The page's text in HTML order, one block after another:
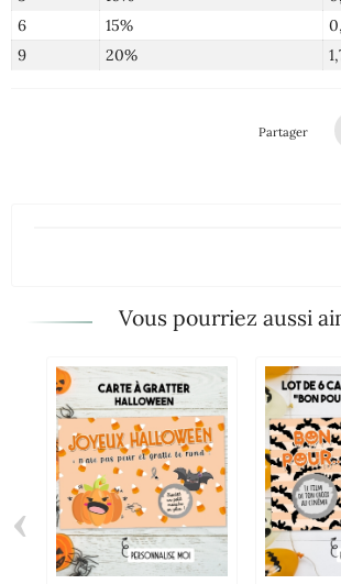
6
15%
9
20%
Partager
Vous pourriez aussi
‹